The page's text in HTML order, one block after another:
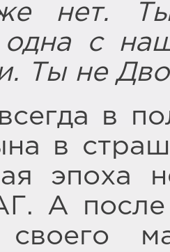
нет.
одна с
Ты не
в
в
эпоха
А
своего